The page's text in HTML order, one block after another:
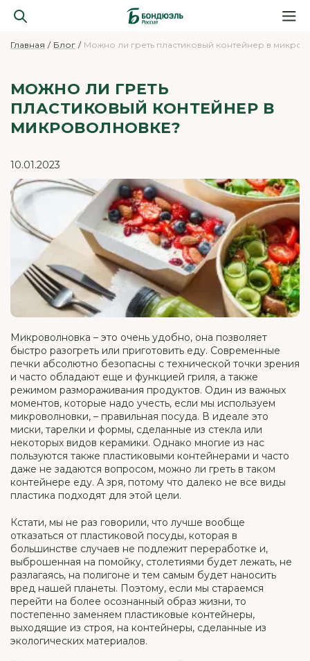
Главная Блог Можно ли греть пластиковый контейнер в
МОЖНО ЛИ ГРЕТЬ
ПЛАСТИКОВЫЙ КОНТЕЙНЕР В
МИКРОВОЛНОВКЕ?
10.01.2023
Микроволновка – это очень удобно, она позволяет
быстро разогреть или приготовить еду. Современные
печки абсолютно безопасны с технической точки зрения
и часто обладают еще и функцией гриля, а также
режимом размораживания продуктов. Один из важных
моментов, которые надо учесть, если мы используем
микроволновки, – правильная посуда. В идеале это
миски, тарелки и формы, сделанные из стекла или
некоторых видов керамики. Однако многие из нас
пользуются также пластиковыми контейнерами и часто
даже не задаются вопросом, можно ли греть в таком
контейнере еду. А зря, потому что далеко не все виды
пластика подходят для этой цели.
Кстати, мы не раз говорили, что лучше вообще
отказаться от пластиковой посуды, которая в
большинстве случаев не подлежит переработке и,
выброшенная на помойку, столетиями будет лежать, не
разлагаясь, на полигоне и тем самым будет наносить
вред нашей планеты. Поэтому, если мы стараемся
перейти на более осознанный образ жизни, то
постепенно заменяем пластиковые контейнеры,
выходящие из строя, на контейнеры, сделанные из
экологических материалов.